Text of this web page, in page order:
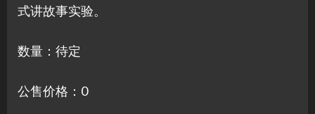
式讲故事实验。
数量：待定
公售价格：0